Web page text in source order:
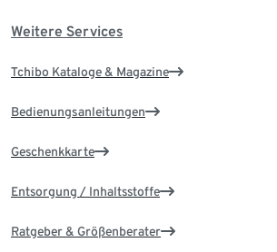
Weitere Services
Tchibo Kataloge & Magazine
Bedienungsanleitungen
Geschenkkarte
Entsorgung / Inhaltsstoffe
Ratgeber & Größenberater